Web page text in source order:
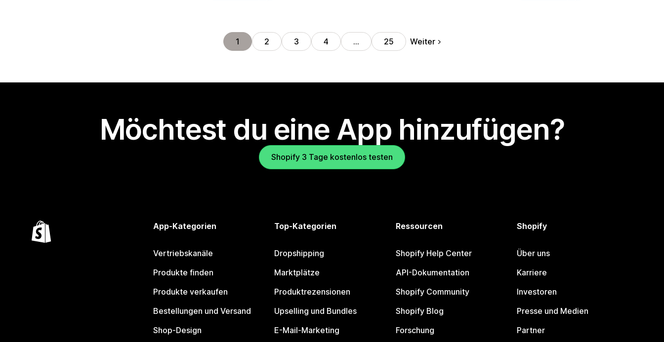
1 2 3 4 … 25 Weiter
Möchtest du eine App hinzufügen?
Shopify 3 Tage kostenlos testen
App-Kategorien
Vertriebskanäle
Produkte finden
Produkte verkaufen
Bestellungen und Versand
Shop-Design
Top-Kategorien
Dropshipping
Marktplätze
Produktrezensionen
Upselling und Bundles
E-Mail-Marketing
Ressourcen
Shopify Help Center
API-Dokumentation
Shopify Community
Shopify Blog
Forschung
Shopify
Über uns
Karriere
Investoren
Presse und Medien
Partner